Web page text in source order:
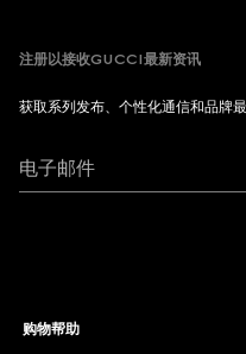
注册以接收GUCCI最新资讯
获取系列发布、个性化通信和品牌
电子邮件
购物帮助